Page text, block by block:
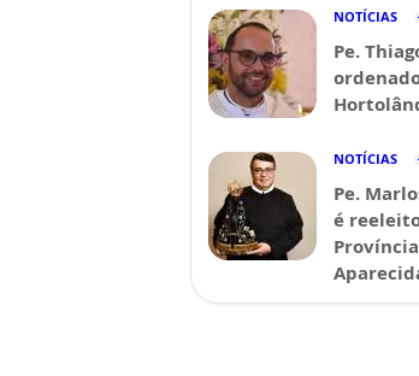
NOTÍCIAS
Pe.
NOTÍCIAS
Pe.
é